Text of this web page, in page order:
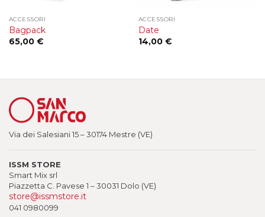
ACCESSORI
Bagpack
65,00 €
ACCESSORI
Date
14,00 €
Via dei Salesiani 15 – 30174 Mestre (VE)
ISSM STORE
Smart Mix srl
Piazzetta C. Pavese 1 – 30031 Dolo (VE)
store@issmstore.it
041 0980099